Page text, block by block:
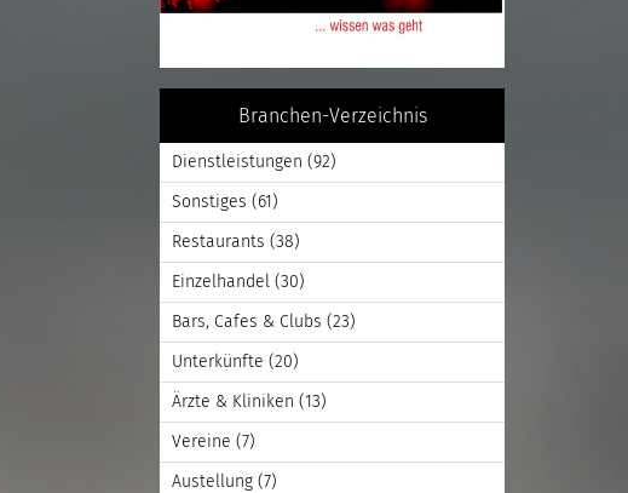
Branchen-Verzeichnis
Dienstleistungen (92)
Sonstiges (61)
Restaurants (38)
Einzelhandel (30)
Bars, Cafes & Clubs (23)
Unterkünfte (20)
Ärzte & Kliniken (13)
Vereine (7)
Austellung (7)